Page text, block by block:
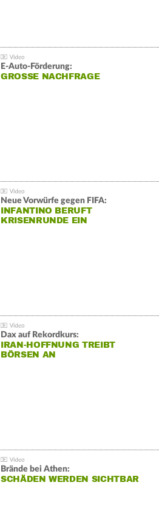
E-Auto-Förderung:
GROSSE NACHFRAGE
Neue Vorwürfe gegen FIFA:
INFANTINO BERUFT
KRISENRUNDE EIN
Dax auf Rekordkurs:
IRAN-HOFFNUNG TREIBT
BÖRSEN AN
Brände bei Athen:
SCHÄDEN WERDEN SICHTBAR